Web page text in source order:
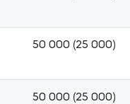
50 000 (25 000)
50 000 (25 000)